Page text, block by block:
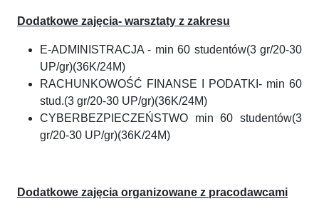
Dodatkowe zajęcia- warsztaty z zakresu
E-ADMINISTRACJA - min 60 studentów(3 gr/20-30
UP/gr)(36K/24M)
RACHUNKOWOŚĆ FINANSE I PODATKI- min 60
stud.(3 gr/20-30 UP/gr)(36K/24M)
CYBERBEZPIECZEŃSTWO min 60 studentów(3
gr/20-30 UP/gr)(36K/24M)
Dodatkowe zajęcia organizowane z pracodawcami